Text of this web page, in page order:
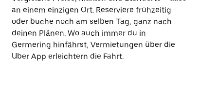
an einem einzigen Ort. Reserviere frühzeitig
oder buche noch am selben Tag, ganz nach
deinen Plänen. Wo auch immer du in
Germering hinfährst, Vermietungen über die
Uber App erleichtern die Fahrt.